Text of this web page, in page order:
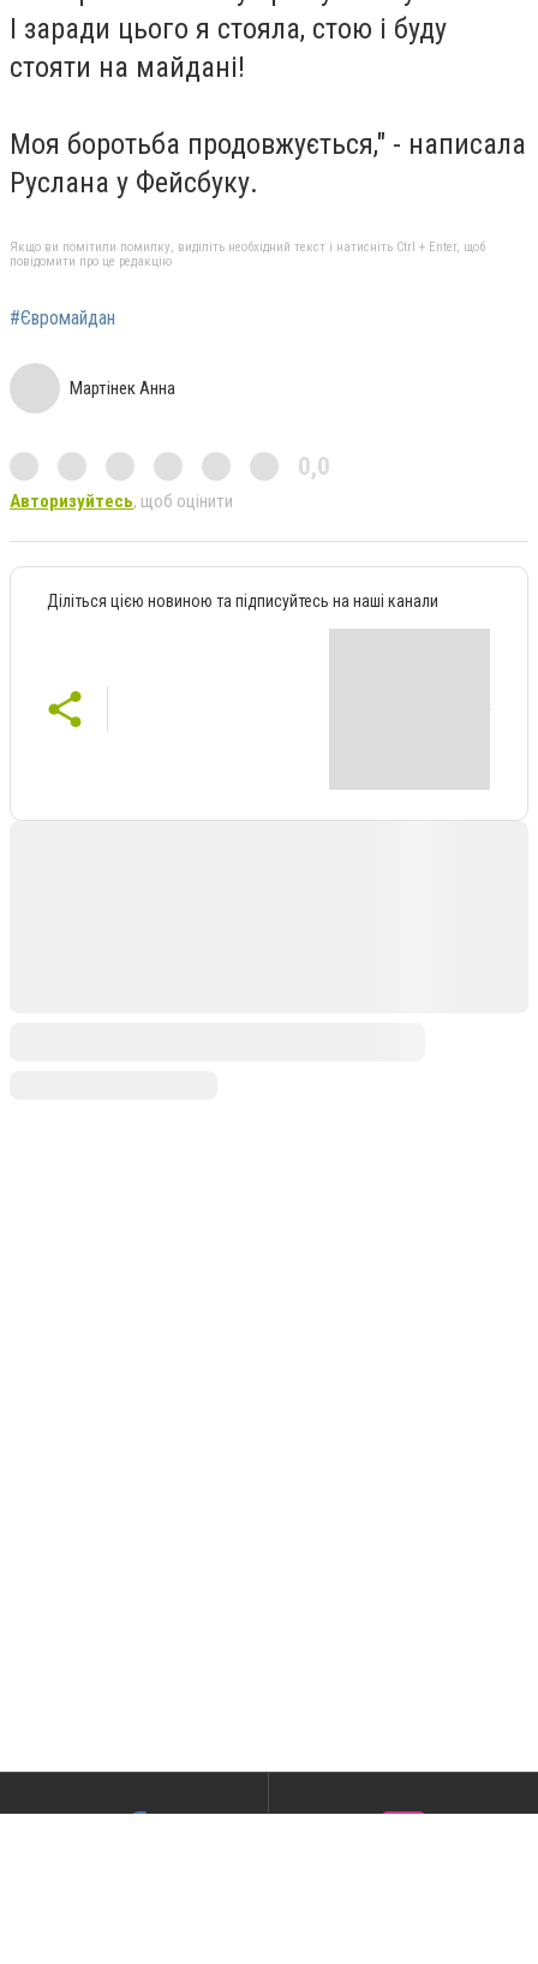
І заради цього я стояла, стою і буду
стояти на майдані!
Моя боротьба продовжується," - написала
Руслана у Фейсбуку.
Якщо ви помітили помилку, виділіть необхідний текст і натисніть Ctrl + Enter, щоб
повідомити про це редакцію
#Євромайдан
Мартінек Анна
0,0
Авторизуйтесь, щоб оцінити
Діліться цією новиною та підписуйтесь на наші канали